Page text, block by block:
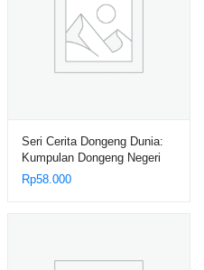
Seri Cerita Dongeng Dunia:
Kumpulan Dongeng Negeri
Polandia, Putri Ladna dan
Pangeran Dobrotek
Rp58.000